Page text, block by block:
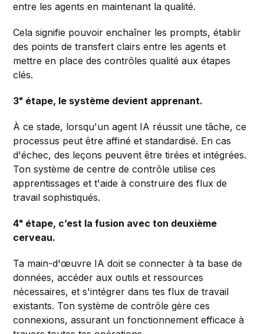
entre les agents en maintenant la qualité.
Cela signifie pouvoir enchaîner les prompts, établir
des points de transfert clairs entre les agents et
mettre en place des contrôles qualité aux étapes
clés.
3ᵉ étape, le système devient apprenant.
À ce stade, lorsqu'un agent IA réussit une tâche, ce
processus peut être affiné et standardisé. En cas
d'échec, des leçons peuvent être tirées et intégrées.
Ton système de centre de contrôle utilise ces
apprentissages et t'aide à construire des flux de
travail sophistiqués.
4ᵉ étape, c’est la fusion avec ton deuxième
cerveau.
Ta main-d'œuvre IA doit se connecter à ta base de
données, accéder aux outils et ressources
nécessaires, et s'intégrer dans tes flux de travail
existants. Ton système de contrôle gère ces
connexions, assurant un fonctionnement efficace à